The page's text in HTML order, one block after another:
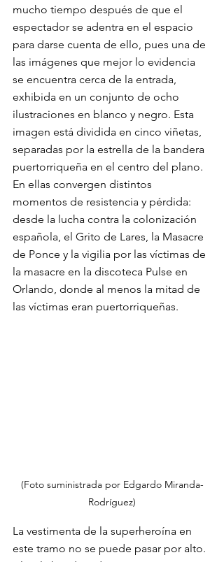
mucho tiempo después de que el
espectador se adentra en el espacio
para darse cuenta de ello, pues una de
las imágenes que mejor lo evidencia
se encuentra cerca de la entrada,
exhibida en un conjunto de ocho
ilustraciones en blanco y negro. Esta
imagen está dividida en cinco viñetas,
separadas por la estrella de la bandera
puertorriqueña en el centro del plano.
En ellas convergen distintos
momentos de resistencia y pérdida:
desde la lucha contra la colonización
española, el Grito de Lares, la Masacre
de Ponce y la vigilia por las víctimas de
la masacre en la discoteca Pulse en
Orlando, donde al menos la mitad de
las víctimas eran puertorriqueñas.
(Foto suministrada por Edgardo Miranda-
Rodríguez)
La vestimenta de la superheroína en
este tramo no se puede pasar por alto.